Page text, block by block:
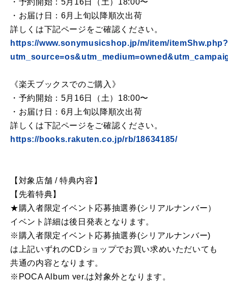
・予約開始：5月16日（土）18:00〜
・お届け日：6月上旬以降順次出荷
詳しくは下記ページをご確認ください。
https://www.sonymusicshop.jp/m/item/itemShw.php?
《楽天ブックスでのご購入》
・予約開始：5月16日（土）18:00〜
・お届け日：6月上旬以降順次出荷
詳しくは下記ページをご確認ください。
https://books.rakuten.co.jp/rb/18634185/
【対象店舗 / 特典内容】
【先着特典】
★購入者限定イベント応募抽選券(シリアルナンバー）
イベント詳細は後日発表となります。
※購入者限定イベント応募抽選券(シリアルナンバー)
は上記いずれのCDショップでお買い求めいただいても
共通の内容となります。
※POCA Album ver.は対象外となります。